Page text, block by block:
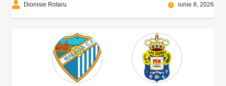
Dionisie Rotaru iunie 8, 2026